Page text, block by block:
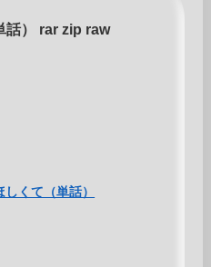
話） rar zip raw
くて（単話）